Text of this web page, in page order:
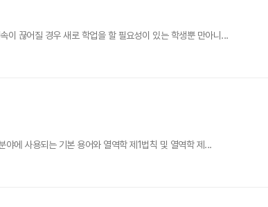
이 끊어질 경우 새로 학업을 할 필요성이 있는 학생뿐 만아니...
에 사용되는 기본 용어와 열역학 제1법칙 및 열역학 제...